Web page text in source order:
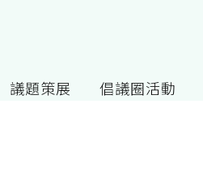
議題策展 倡議圈活動